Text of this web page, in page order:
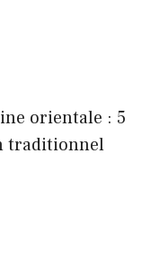
orientale : 5
traditionnel